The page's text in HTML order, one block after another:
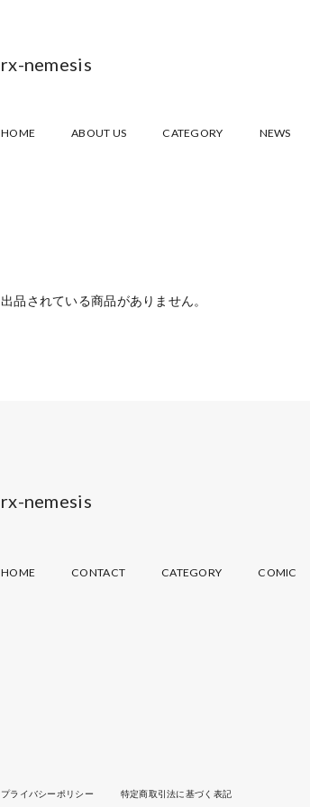
rx-nemesis
HOME ABOUT US CATEGORY NEWS
出品されている商品がありません。
rx-nemesis
HOME CONTACT CATEGORY COMIC
プライバシーポリシー 特定商取引法に基づく表記